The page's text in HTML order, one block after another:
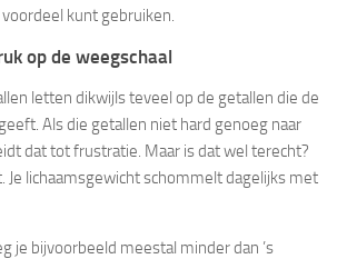
kunt gebruiken.
op de weegschaal
letten dikwijls teveel op de getallen die de
Als die getallen niet hard genoeg naar
dat tot frustratie. Maar is dat wel terecht?
Je lichaamsgewicht schommelt dagelijks met
je bijvoorbeeld meestal minder dan ’s